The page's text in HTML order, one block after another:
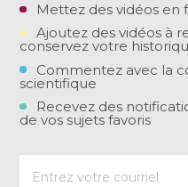
Mettez des vidéos en
Ajoutez des vidéos à
conservez votre
Commentez avec la
scientifique
Recevez des
de vos sujets favoris